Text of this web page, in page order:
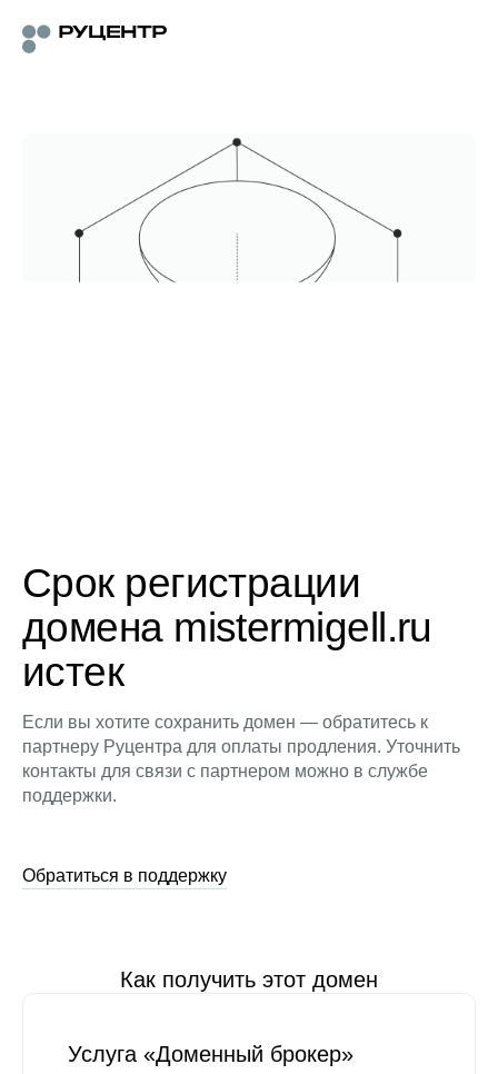
Срок регистрации
домена mistermigell.ru
истек
Если вы хотите сохранить домен — обратитесь к
партнеру Руцентра для оплаты продления. Уточнить
контакты для связи с партнером можно в службе
поддержки.
Обратиться в поддержку
Как получить этот домен
Услуга «Доменный брокер»